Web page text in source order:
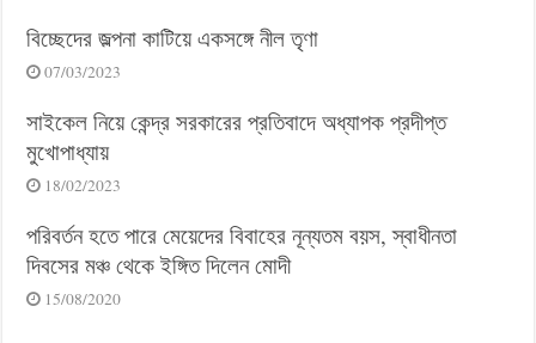
বিচ্ছেদের জল্পনা কাটিয়ে একসঙ্গে নীল তৃণা
07/03/2023
সাইকেল নিয়ে কেন্দ্র সরকারের প্রতিবাদে অধ্যাপক প্রদীপ্ত
মুখোপাধ্যায়
18/02/2023
পরিবর্তন হতে পারে মেয়েদের বিবাহের নূন্যতম বয়স, স্বাধীনতা
দিবসের মঞ্চ থেকে ইঙ্গিত দিলেন মোদী
15/08/2020